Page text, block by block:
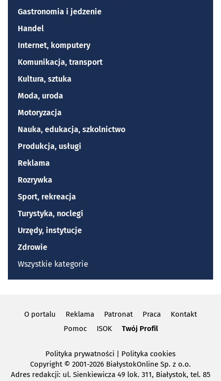
Gastronomia i jedzenie
Handel
Internet, komputery
Komunikacja, transport
Kultura, sztuka
Moda, uroda
Motoryzacja
Nauka, edukacja, szkolnictwo
Produkcja, usługi
Reklama
Rozrywka
Sport, rekreacja
Turystyka, noclegi
Urzędy, instytucje
Zdrowie
Wszystkie kategorie
O portalu Reklama Patronat Praca
Kontakt
Pomoc
ISOK Twój Profil
Polityka prywatności | Polityka cookies
Copyright © 2001-2026 BiałystokOnline Sp. z o.o.
Adres redakcji: ul. Sienkiewicza 49 lok. 311, Białystok, tel. 85